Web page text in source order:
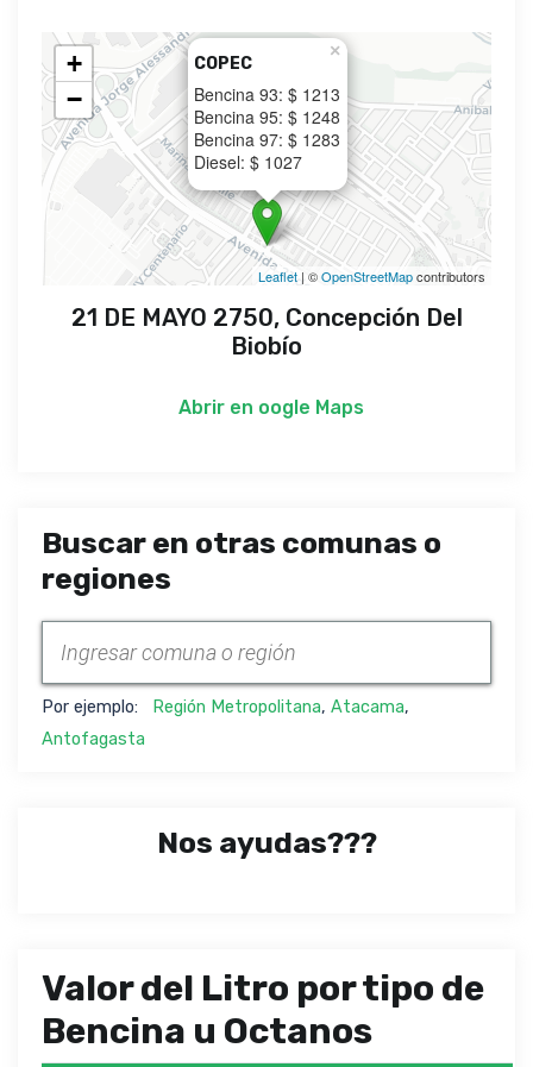
COPEC
Bencina 93: $ 1213
Bencina 95: $ 1248
Bencina 97: $ 1283
Diesel: $ 1027
×
+
−
Leaflet| ©OpenStreetMapcontributors
21 DE MAYO 2750, Concepción Del
Biobío
Abrir en oogle Maps
Buscar en otras comunas o
regiones
Por ejemplo: Región Metropolitana, Atacama,
Antofagasta
Nos ayudas???
Valor del Litro por tipo de
Bencina u Octanos